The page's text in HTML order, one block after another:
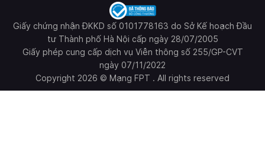
Giấy chứng nhận ĐKKD số 0101778163 do Sở Kế hoạch Đầu
tư Thành phố Hà Nội cấp ngày 28/07/2005
Giấy phép cung cấp dịch vụ Viễn thông số 255/GP-CVT
ngày 07/11/2022
Copyright 2026 © Mạng FPT . All rights reserved